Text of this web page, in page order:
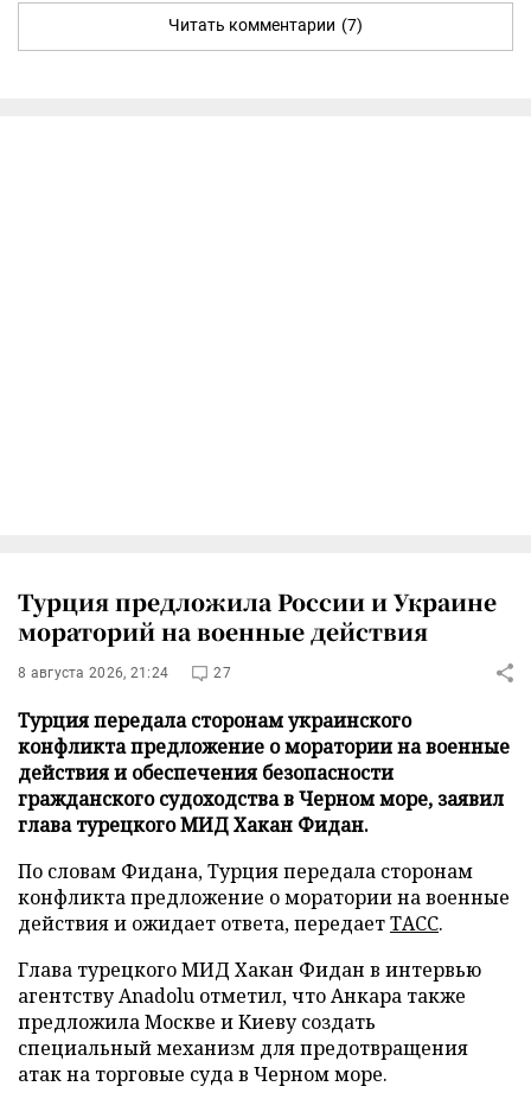
Читать комментарии (7)
Турция предложила России и Украине
мораторий на военные действия
8 августа 2026, 21:24 27
Турция передала сторонам украинского
конфликта предложение о моратории на военные
действия и обеспечения безопасности
гражданского судоходства в Черном море, заявил
глава турецкого МИД Хакан Фидан.
По словам Фидана, Турция передала сторонам
конфликта предложение о моратории на военные
действия и ожидает ответа, передаетТАСС.
Глава турецкого МИД Хакан Фидан в интервью
агентству Anadolu отметил, что Анкара также
предложила Москве и Киеву создать
специальный механизм для предотвращения
атак на торговые суда в Черном море.